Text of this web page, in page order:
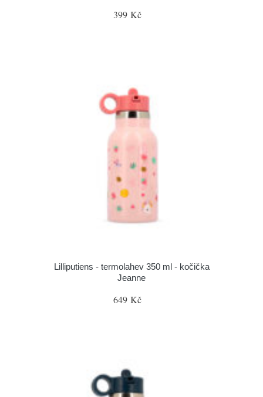
399 Kč
Lilliputiens - termolahev 350 ml - kočička
Jeanne
649 Kč